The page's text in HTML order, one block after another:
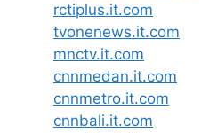
rctiplus.it.com
tvonenews.it.com
mnctv.it.com
cnnmedan.it.com
cnnmetro.it.com
cnnbali.it.com